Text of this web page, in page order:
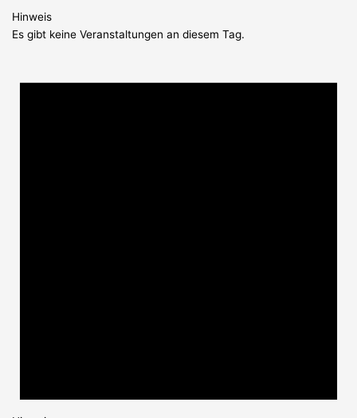
Hinweis
Es gibt keine Veranstaltungen an diesem Tag.